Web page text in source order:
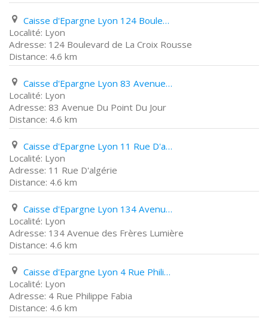
Caisse d'Epargne Lyon 124 Boulevard de La Croix Rousse
Lyon
124 Boulevard de La Croix Rousse
4.6 km
Caisse d'Epargne Lyon 83 Avenue Du Point Du Jour
Lyon
83 Avenue Du Point Du Jour
4.6 km
Caisse d'Epargne Lyon 11 Rue D'algérie
Lyon
11 Rue D'algérie
4.6 km
Caisse d'Epargne Lyon 134 Avenue des Frères Lumière
Lyon
134 Avenue des Frères Lumière
4.6 km
Caisse d'Epargne Lyon 4 Rue Philippe Fabia
Lyon
4 Rue Philippe Fabia
4.6 km